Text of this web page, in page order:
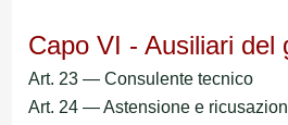
Capo VI - Ausiliari del
Art. 23 — Consulente tecnico
Art. 24 — Astensione e